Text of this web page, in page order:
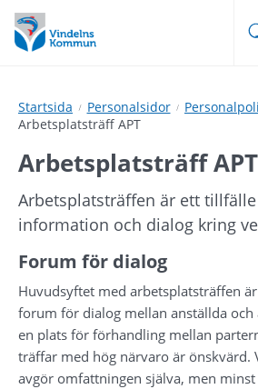
Hoppa
till
innehåll
Hoppa
till
undermeny
Startsida Personalsidor
Arbetsplatsträff APT
Arbetsplatsträff APT
Arbetsplatsträffen är ett
information och dialog kring
Forum för dialog
Huvudsyftet med arbetsplatsträffen
forum för dialog mellan anställda och
en plats för förhandling mellan
träffar med hög närvaro är önskvärd.
avgör omfattningen själva, men